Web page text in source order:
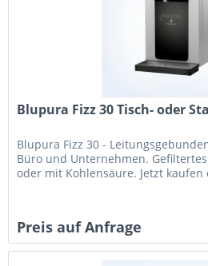
Blupura Fizz 30 Tisch- oder
Blupura Fizz 30 -
Büro und Unternehmen.
oder mit Kohlensäure. Jetzt kaufen
Preis auf Anfrage